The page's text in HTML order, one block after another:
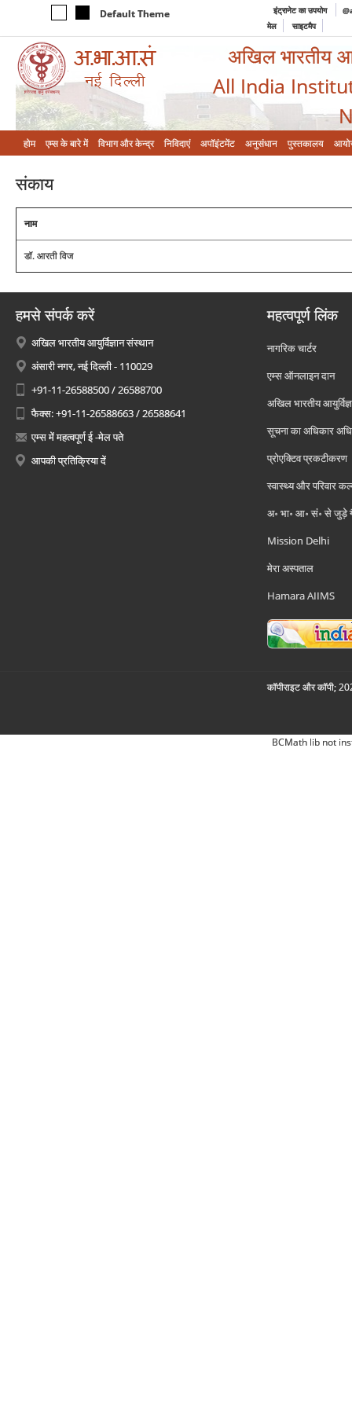
Default Theme इंट्रानेट का उपयोग
मेल
साइटमैप
अखिल भारतीय
All India
होम एम्‍स के बारे में विभाग और केन्‍द्र निविदाएं अपॉइंटमेंट अनुसंधान पुस्तकालय
संकाय
नाम
डॉ. आरती विज
हमसे संपर्क करें
अखिल भारतीय आयुर्विज्ञान संस्थान
अंसारी नगर, नई दिल्ली - 110029
+91-11-26588500 / 26588700
फैक्स: +91-11-26588663 / 26588641
एम्स में महत्वपूर्ण ई -मेल पते
आपकी प्रतिक्रिया दें
महत्वपूर्ण लिंक
नागरिक चार्टर
एम्स ऑनलाइन दान
अखिल भारतीय
सूचना का अधिकार
प्रोएक्टिव प्रकटीकरण
स्वास्थ्य और परिवार
अ॰ भा॰ आ॰ सं॰ से जुड़े
Mission Delhi
मेरा अस्पताल
Hamara AIIMS
कॉपीराइट और कॉपी;
BCMath lib not